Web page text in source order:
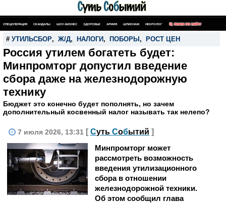
СПЕЦОПЕРАЦИЯ СКАНДАЛЫ ШОУ-БИЗНЕС ЗДОРОВЬЕ АРМИЯ ШПИОНАЖ НЕКРОЛОГ ПОИСК ПО САЙТУ
# УТИЛЬСБОР, Ж/Д, НАЛОГИ , ПОБОРЫ , РОСТ ЦЕН
Россия утилем богатеть будет:
Минпромторг допустил введение
сбора даже на железнодорожную
технику
Бюджет это конечно будет пополнять, но зачем
дополнительный косвенный налог называть так нелепо?
7 июля 2026, 13:31 [ Суть Событий ]
Минпромторг может
рассмотреть возможность
введения утилизационного
сбора в отношении
железнодорожной техники.
Об этом сообщил глава